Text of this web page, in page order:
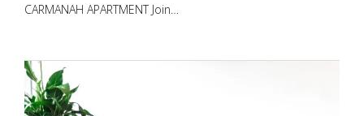
CARMANAH APARTMENT Join…